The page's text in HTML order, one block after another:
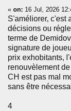
« on: 16 Jul, 2026
S'améliorer, c'est
décisions ou
terme de
signature de
prix exhobitants,
renouvèlement
CH est pas mal
sans être
4